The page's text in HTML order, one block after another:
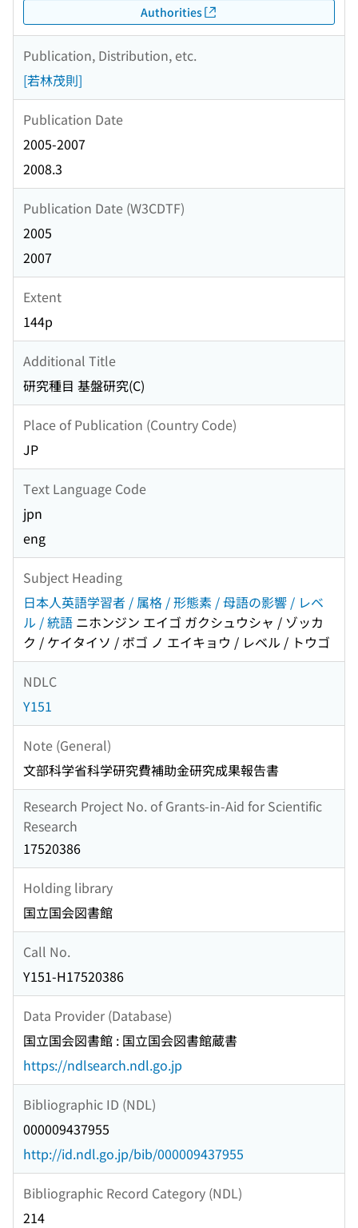
Authorities
Publication, Distribution, etc.
[若林茂則]
Publication Date
2005-2007
2008.3
Publication Date (W3CDTF)
2005
2007
Extent
144p
Additional Title
研究種目 基盤研究(C)
Place of Publication (Country Code)
JP
Text Language Code
jpn
eng
Subject Heading
日本人英語学習者 / 属格 / 形態素 / 母語の影響 / レベ
ル / 統語 ニホンジン エイゴ ガクシュウシャ / ゾッカ
ク / ケイタイソ / ボゴ ノ エイキョウ / レベル / トウゴ
NDLC
Y151
Note (General)
文部科学省科学研究費補助金研究成果報告書
Research Project No. of Grants-in-Aid for Scientific
Research
17520386
Holding library
国立国会図書館
Call No.
Y151-H17520386
Data Provider (Database)
国立国会図書館 : 国立国会図書館蔵書
https://ndlsearch.ndl.go.jp
Bibliographic ID (NDL)
000009437955
http://id.ndl.go.jp/bib/000009437955
Bibliographic Record Category (NDL)
214